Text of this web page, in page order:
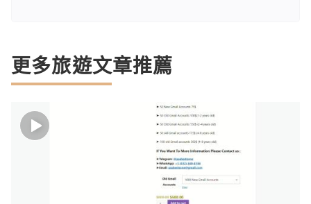
更多旅遊文章推薦